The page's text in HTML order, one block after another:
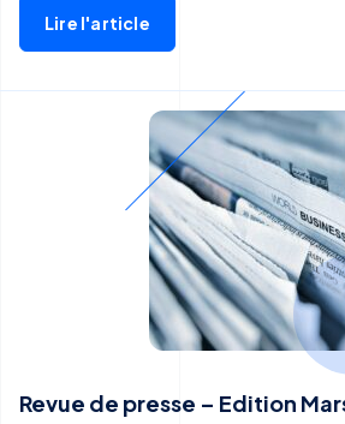
Lire l'article
Revue de presse – Edition